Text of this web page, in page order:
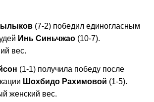
(7-2) победил единогласным
Инь Синьчжао (10-7).
вес.
(1-1) получила победу после
Шохбидо Рахимовой (1-5).
женский вес.